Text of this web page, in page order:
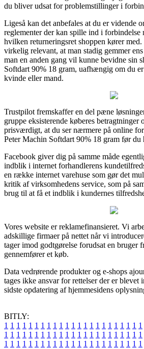
du bliver udsat for problemstillinger i
Ligeså kan det anbefales at du er vidende
reglementer der kan spille ind i forbindelse
hvilken returneringsret shoppen kører
virkelig relevant, at man stadig gemmer
man en anden gang vil kunne bevidne sin
Softdart 90% 18 gram, uafhængig om du
kvinde eller mand.
Trustpilot fremskaffer en del pæne
gruppe eksisterende køberes betragtninger
prisværdigt, at du ser nærmere på online
Peter Machin Softdart 90% 18 gram før du
Facebook giver dig på samme måde
indblik i internet forhandlerens
en række internet varehuse som gør det
kritik af virksomhedens service, som på
brug til at få et indblik i kundernes
Vores website er reklamefinansieret. Vi
adskillige firmaer på nettet når vi
tager imod godtgørelse forudsat en bruger
gennemfører et køb.
Data vedrørende produkter og e-shops
tages ikke ansvar for rettelser der er blevet
sidste opdatering af hjemmesidens
BITLY:
1 1 1 1 1 1 1 1 1 1 1 1 1 1 1 1 1 1 1 1 1 1 1
1 1 1 1 1 1 1 1 1 1 1 1 1 1 1 1 1 1 1 1 1 1 1
1 1 1 1 1 1 1 1 1 1 1 1 1 1 1 1 1 1 1 1 1 1 1